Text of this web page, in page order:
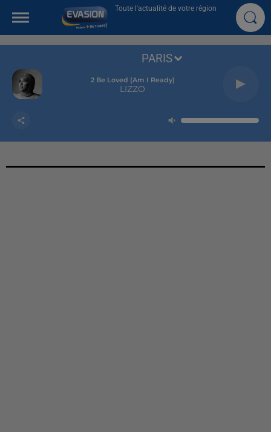
Toute l'actualité de votre région
2 Be Loved (am I Ready)
LIZZO
PARIS